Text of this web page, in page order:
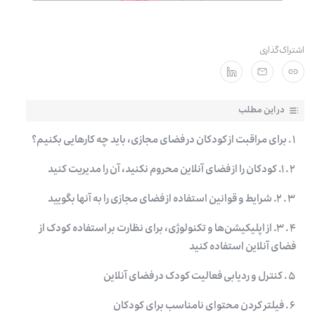
در این مطلب
۱ . برای مراقبت از کودکان در فضای مجازی، باید چه کارهایی بکنیم؟
۲ . ۱. کودکان را از فضای آنلاین محروم نکنید، آن را مدیریت کنید
۳ . ۲. شرایط و قوانین استفاده از فضای مجازی را به آنها بگویید
۴ . ۳. از اپلیکیشن‌ها و تکنولوژی‌، برای نظارت بر استفاده کودک از
فضای آنلاین استفاده کنید
۵ . کنترل و ردیابی فعالیت کودک در فضای آنلاین
۶ . فیلتر کردن محتوای نامناسب برای کودکان
اشتراک‌گذاری